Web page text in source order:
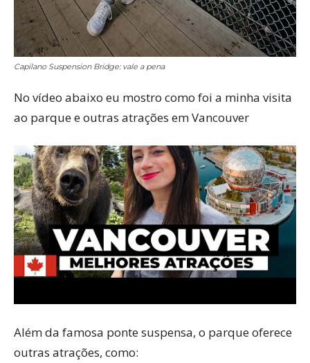
Capilano Suspension Bridge: vale a pena
No vídeo abaixo eu mostro como foi a minha visita
ao parque e outras atrações em Vancouver
Além da famosa ponte suspensa, o parque oferece
outras atrações, como: